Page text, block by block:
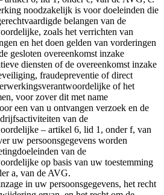
noodzakelijk is voor doeleinden die
belangen van de
zoals het verrichten van
en het doen gelden van vorderingen
gesloten overeenkomst inzake
diensten of de overeenkomst inzake
fraudepreventie of direct
of het
voor zover dit met name
een van u ontvangen verzoek en de
van de
– artikel 6, lid 1, onder f, van
uw persoonsgegevens worden
van de
op basis van uw toestemming
a, van de AVG.
in uw persoonsgegevens, het recht